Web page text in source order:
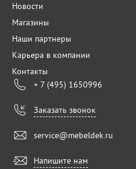
Новости
Магазины
Наши партнеры
Карьера в компании
Контакты
+ 7 (495) 1650996
Заказать звонок
service@mebeldek.ru
Напишите нам